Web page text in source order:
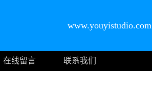
www.youyistudio.com
在线留言
联系我们